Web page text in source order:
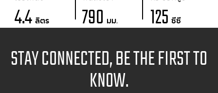
4.4 ลิตร 790 มม. 125 ซีซี
STAY CONNECTED, BE THE FIRST TO
KNOW.